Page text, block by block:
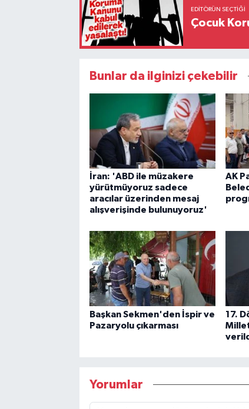
EDITÖRÜN SEÇTIĞI
Çocuk
Bunlar da ilginizi çekebilir
İran: 'ABD ile müzakere
yürütmüyoruz sadece
aracılar üzerinden mesaj
alışverişinde bulunuyoruz'
AK
Başkan Sekmen'den İspir ve
Pazaryolu çıkarması
17.
Yorumlar